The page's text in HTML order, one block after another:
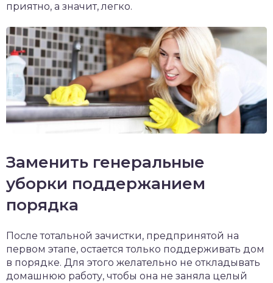
приятно, а значит, легко.
Заменить генеральные
уборки поддержанием
порядка
После тотальной зачистки, предпринятой на
первом этапе, остается только поддерживать дом
в порядке. Для этого желательно не откладывать
домашнюю работу, чтобы она не заняла целый